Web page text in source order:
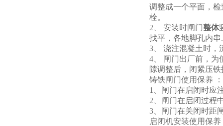
调整成一个平面，
栓。
2、 安装时闸门整体
找平，各地脚孔内
3、 浇注混凝土时，
4、 闸门出厂前，为
隙调整后，闭紧压
铸铁闸门使用保养
：
1、闸门在启闭时应
2、闸门在启闭过程
3、闸门在关闭时距
启闭机安装使用保养